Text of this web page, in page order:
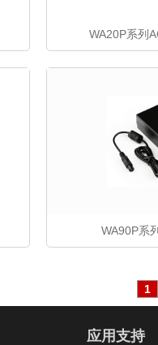
WA20P系列
WA90P系
1
应用支持